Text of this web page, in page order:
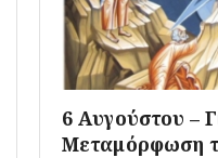
6 Αυγούστου –
Μεταμόρφωση